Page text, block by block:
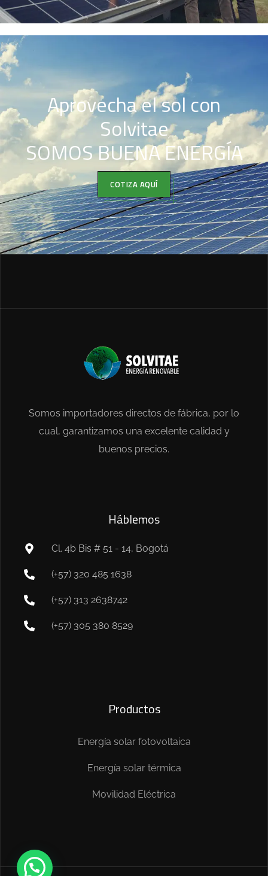
Aprovecha el sol con
Solvitae
SOMOS BUENA ENERGÍA
COTIZA AQUÍ
Somos importadores directos de fábrica, por lo
cual, garantizamos una excelente calidad y
buenos precios.
Háblemos
Cl. 4b Bis # 51 - 14, Bogotá
(+57) 320 485 1638
(+57) 313 2638742
(+57) 305 380 8529
Productos
Energía solar fotovoltaica
Energía solar térmica
Movilidad Eléctrica